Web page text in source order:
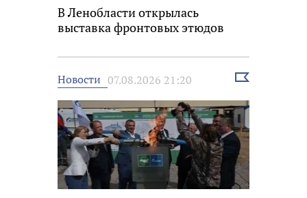
В Ленобласти открылась
выставка фронтовых этюдов
Новости 07.08.2026 21:20
Выбрать